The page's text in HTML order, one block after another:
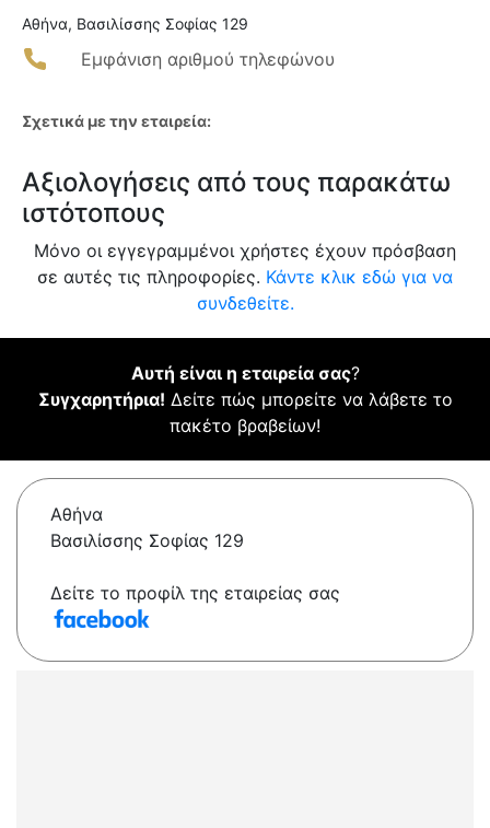
Αθήνα, Βασιλίσσης Σοφίας 129
Εμφάνιση αριθμού τηλεφώνου
Σχετικά με την εταιρεία:
Αξιολογήσεις από τους παρακάτω
ιστότοπους
Μόνο οι εγγεγραμμένοι χρήστες έχουν πρόσβαση
σε αυτές τις πληροφορίες. Κάντε κλικ εδώ για να
συνδεθείτε.
Αυτή είναι η εταιρεία σας?
Συγχαρητήρια! Δείτε πώς μπορείτε να λάβετε το
πακέτο βραβείων!
Αθήνα
Βασιλίσσης Σοφίας 129
Δείτε το προφίλ της εταιρείας σας